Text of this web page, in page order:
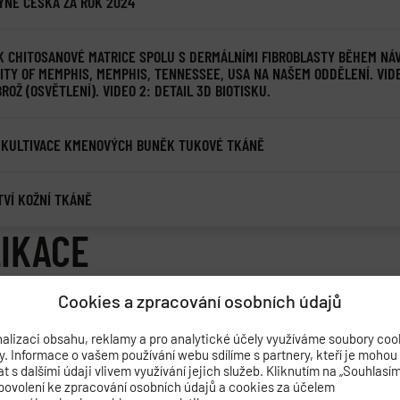
Cookies a zpracování osobních údajů
obsahu, reklamy a pro analytické účely využíváme soubory
Informace o vašem používání webu sdílíme s partnery, kteří je mohou
s dalšími údaji vlivem využívání jejich služeb. Kliknutím na
ke zpracování osobních údajů a cookies za účelem
CHITOSANOVÉ MATRICE SPOLU S DERMÁLNÍMI FIBROBLASTY BĚHEM
OF MEMPHIS, MEMPHIS, TENNESSEE, USA NA NAŠEM ODDĚLENÍ.
(OSVĚTLENÍ). VIDEO 2: DETAIL 3D BIOTISKU.
KMENOVÝCH BUNĚK TUKOVÉ TKÁNĚ
KOŽNÍ TKÁNĚ
PRESTIŽNÍ PUBLIKACE VYHLEDAT PUBLIKACI
- Valovičová; M. - Lamich; M. - Slepička; P. - Slepičková
- Sedlář; Antonín - Svobodová; Lucie - Bačáková; Lucie
through LIFT-fabricated AgNP microdomain arrays on PET